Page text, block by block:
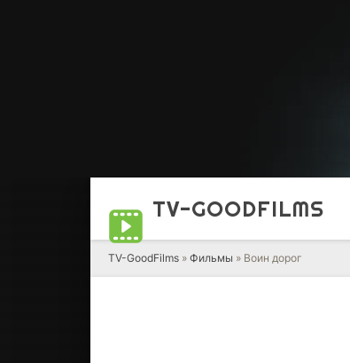
TV-GOODFILMS
TV-GoodFilms » Фильмы » Воин дорог